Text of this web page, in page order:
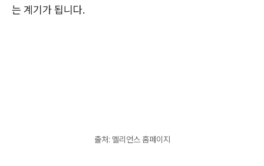
는 계기가 됩니다.
출처: 멜리언스 홈페이지